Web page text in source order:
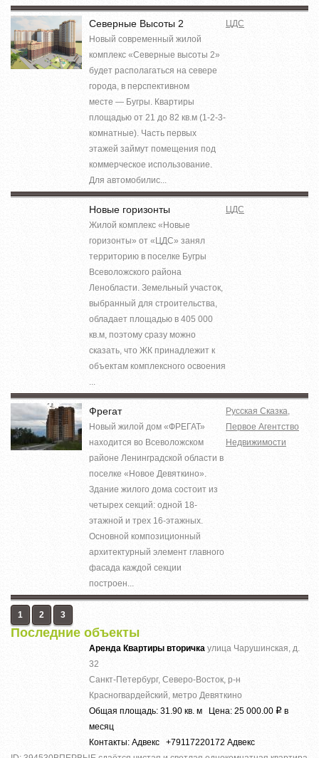
Северные Высоты 2
Новый современный жилой
комплекс «Северные высоты 2»
будет располагаться на севере
города, в перспективном
месте — Бугры. Квартиры
площадью от 21 до 82 кв.м (1-2-3-
комнатные). Часть первых
этажей займут помещения под
коммерческое использование.
Для автомобилис...
ЦДС
Новые горизонты
Жилой комплекс «Новые
горизонты» от «ЦДС» занял
территорию в поселке Бугры
Всеволожского района
Ленобласти. Земельный участок,
выбранный для строительства,
обладает площадью в 405 000
кв.м, поэтому сразу можно
сказать, что ЖК принадлежит к
объектам комплексного освоения
ЦДС
Фрегат
Новый жилой дом «ФРЕГАТ»
находится во Всеволожском
районе Ленинградской области в
поселке «Новое Девяткино».
Здание жилого дома состоит из
четырех секций: одной 18-
этажной и трех 16-этажных.
Основной композиционный
архитектурный элемент главного
фасада каждой секции
построен...
Русская Сказка
Первое Агентство
Недвижимости
1 2 3
Последние объекты
Аренда Квартиры вторичка улица Чарушинская, д.
32
Санкт-Петербург, Северо-Восток, р-н
Красногвардейский, метро Девяткино
Общая площадь: 31.90 кв. м Цена: 25 000.00 Р в
месяц
Контакты: Адвекс +79117220172 Адвекс